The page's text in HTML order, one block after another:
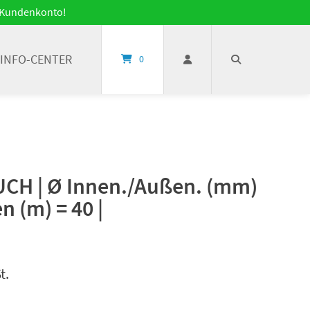
Kundenkonto!
INFO-CENTER 0
| Ø Innen./Außen. (mm)
(m) = 40 |